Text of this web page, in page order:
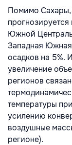
Помимо Сахары,
Южной
Западная
осадков на 5%.
увеличение
регионов
температуры
усилению
воздушные
регионе).